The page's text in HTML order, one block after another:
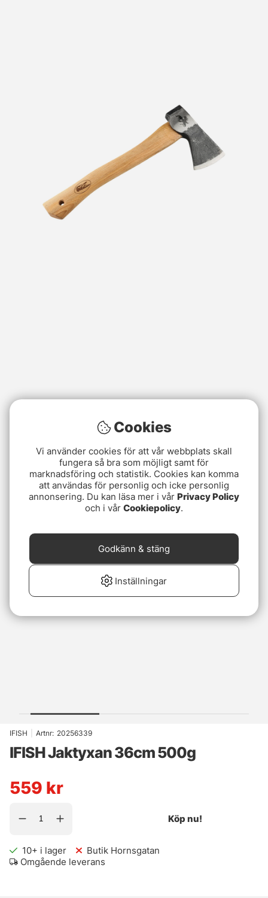
IFISH Artnr: 20256339
IFISH Jaktyxan 36cm 500g
559 kr
Köp nu!
10+ i lager
Butik Hornsgatan
Omgående leverans
Cookies
Vi använder cookies för att vår webbplats skall
fungera så bra som möjligt samt för
marknadsföring och statistik. Cookies kan komma
att användas för personlig och icke personlig
annonsering. Du kan läsa mer i vår Privacy Policy
och i vår Cookiepolicy.
Inställningar
Godkänn & stäng